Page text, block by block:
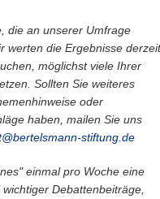
die an unserer Umfrage
werten die Ergebnisse derzeit
möglichst viele Ihrer
Sollten Sie weiteres
oder
haben, mailen Sie uns
stiftung.de
einmal pro Woche eine
Debattenbeiträge,